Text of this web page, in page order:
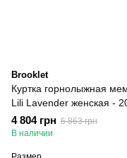
Brooklet
Куртка горнолыжная
Lili Lavender женская -
4 804 грн 6 863 грн
В наличии